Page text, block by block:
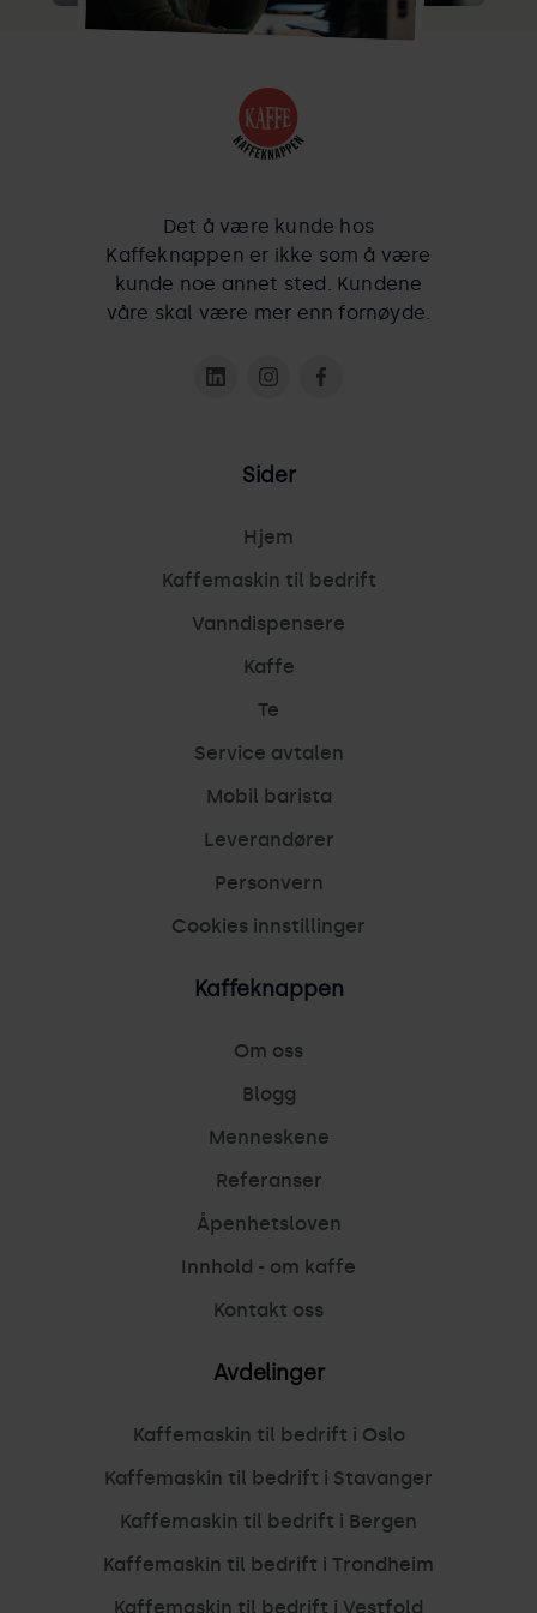
Det å være kunde hos
Kaffeknappen er ikke som å være
kunde noe annet sted. Kundene
våre skal være mer enn fornøyde.
Sider
Hjem
Kaffemaskin til bedrift
Vanndispensere
Kaffe
Te
Service avtalen
Mobil barista
Leverandører
Personvern
Cookies innstillinger
Kaffeknappen
Om oss
Blogg
Menneskene
Referanser
Åpenhetsloven
Innhold - om kaffe
Kontakt oss
Avdelinger
Kaffemaskin til bedrift i Oslo
Kaffemaskin til bedrift i Stavanger
Kaffemaskin til bedrift i Bergen
Kaffemaskin til bedrift i Trondheim
Kaffemaskin til bedrift i Vestfold